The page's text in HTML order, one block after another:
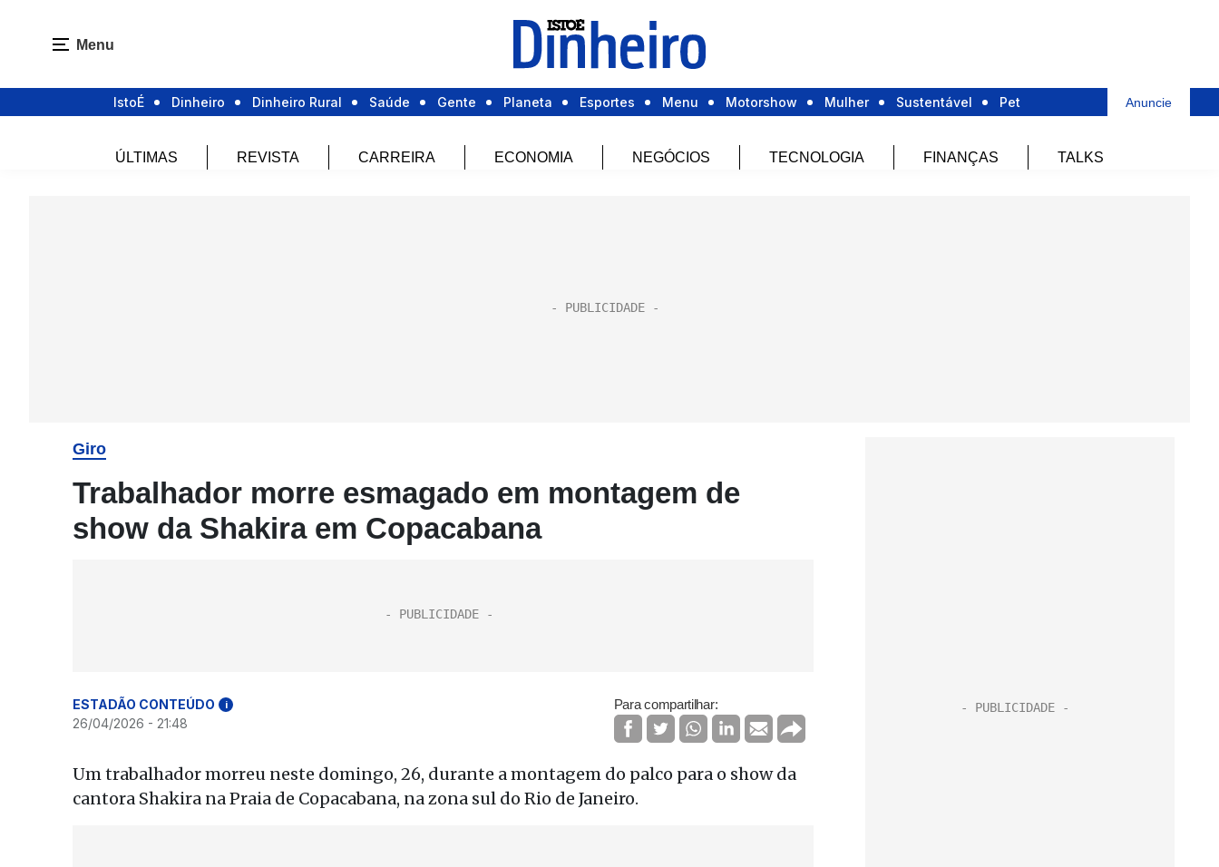
Menu
IstoÉ Dinheiro Dinheiro Rural Saúde Gente Planeta Esportes Menu Motorshow Mulher Sustentável Pet Anuncie
ÚLTIMAS REVISTA CARREIRA ECONOMIA NEGÓCIOS TECNOLOGIA FINANÇAS TALKS
Giro
Trabalhador morre esmagado em montagem de
show da Shakira em Copacabana
ESTADÃO CONTEÚDO i
26/04/2026 - 21:48
Para compartilhar:
Um trabalhador morreu neste domingo, 26, durante a montagem do palco para o show da
cantora Shakira na Praia de Copacabana, na zona sul do Rio de Janeiro.